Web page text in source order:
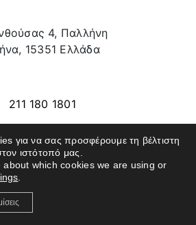
4, Παλλήνη
15351 Ελλάδα
211 180 1801
SITE MAP
για να σας προσφέρουμε τη βέλτιστη
ιστότοπό μας.
which cookies we are using or